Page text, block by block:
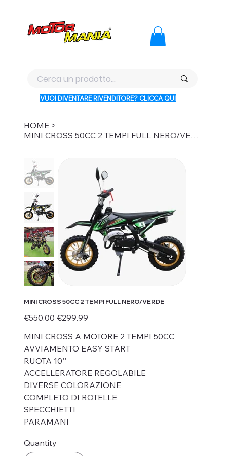
VUOI DIVENTARE RIVENDITORE? CLICCA QUI
HOME >
MINI CROSS 50CC 2 TEMPI FULL NERO/VERDE
MINI CROSS 50CC 2 TEMPI FULL NERO/VERDE
Original
price
€550.00
Sale
price
€299.99
MINI CROSS A MOTORE 2 TEMPI 50CC
AVVIAMENTO EASY START
RUOTA 10''
ACCELLERATORE REGOLABILE
DIVERSE COLORAZIONE
COMPLETO DI ROTELLE
SPECCHIETTI
PARAMANI
Quantity